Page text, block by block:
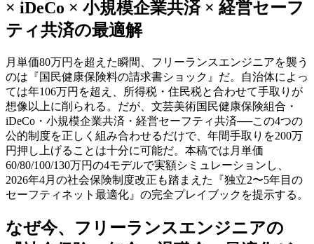
× iDeCo × 小規模企業共済 × 経営セーフ
ティ共済の最適解
月単価80万円を超えた瞬間、フリーランスエンジニアを襲う
のは『国民健康保険料の請求書ショック』だ。自治体によっ
ては年106万円を超え、所得税・住民税と合わせて手取りが
想像以上に削られる。だが、文芸美術国民健康保険組合・
iDeCo・小規模企業共済・経営セーフティ共済──この4つの
公的制度を正しく組み合わせるだけで、年間手取りを200万
円押し上げることは十分に可能だ。本稿では月単価
60/80/100/130万円の4モデルで実額シミュレーションし、
2026年4月の社会保険制度改正も踏まえた『独立2〜5年目の
セーフティネット最適化』の完全プレイブックを提示する。
なぜ今、フリーランスエンジニアの